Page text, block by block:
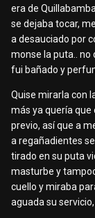
era de
se dejaba tocar,
a desauciado por
monse la puta.. no
fui bañado y
Quise mirarla con
más ya quería
previo, así que a
a regañadientes
tirado en su puta
masturbe y
cuello y miraba
aguada su